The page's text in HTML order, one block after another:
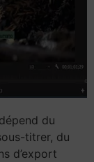
du
titrer, du
d’export